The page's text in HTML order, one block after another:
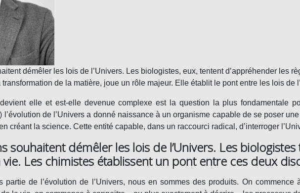
démêler les lois de l’Univers. Les biologistes, eux, tentent d’appréhender les
de la matière, joue un rôle majeur. Elle établitle pont entre les lois de
elle et est-elle devenue complexe est la question la plus fondamentale
l’évolution de l’Univers a donné naissance à un organisme capable de se poser
créant la science. Cette entité capable, dans un raccourci radical, d’interroger
souhaitent démêler les lois de l’Univers. Les
vie. Les chimistes établissent un pont entre ces deux
partie de l’évolution de l’Univers, nous en sommes des produits. On commence